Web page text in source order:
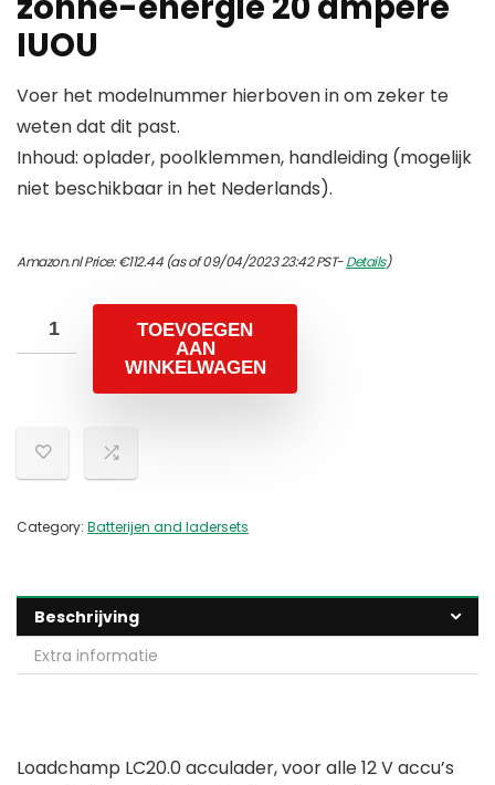
IUOU
Voer het modelnummer hierboven in om zeker te
weten dat dit past.
Inhoud: oplader, poolklemmen, handleiding (mogelijk
niet beschikbaar in het Nederlands).
Amazon.nl Price:€112.44(as of 09/04/2023 23:42 PST-Details)
TOEVOEGEN
AAN
WINKELWAGEN
Category: Batterijen and ladersets
Beschrijving
Extra informatie
Loadchamp LC20.0 acculader, voor alle 12 V accu’s